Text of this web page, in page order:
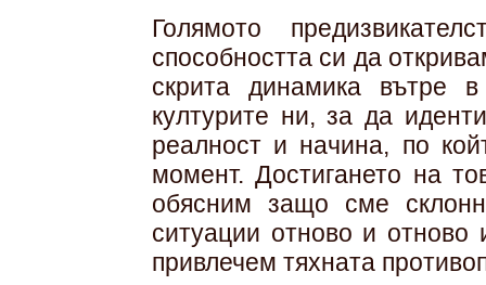
Голямото
способността си да
скрита динамика вътре
културите ни, за да
реалност и начина, по
момент. Достигането на
обясним защо сме
ситуации отново и
привлечем тяхната